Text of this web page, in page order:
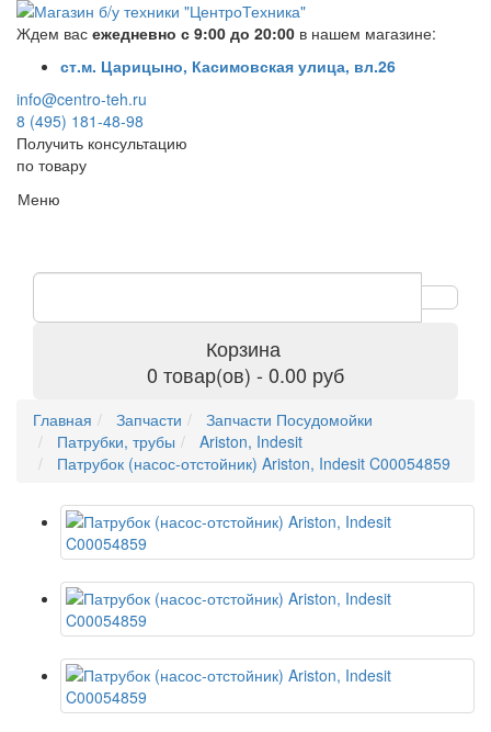
Ждем вас ежедневно с 9:00 до 20:00 в нашем магазине:
ст.м. Царицыно, Касимовская улица, вл.26
info@centro-teh.ru
8 (495) 181-48-98
Получить консультацию
по товару
Меню
Корзина
0 товар(ов) - 0.00 руб
Главная Запчасти
Запчасти Посудомойки
Патрубки, трубы
Ariston, Indesit
Патрубок (насос-отстойник) Ariston, Indesit C00054859